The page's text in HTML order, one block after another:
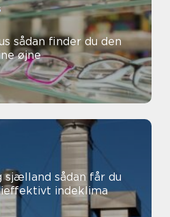
øjne
får du
indeklima